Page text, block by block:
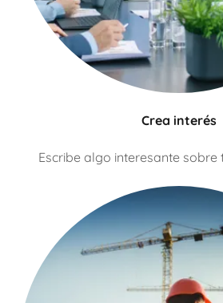
Crea interés
Escribe algo interesante sobre